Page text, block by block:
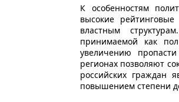
К особенностям
высокие
властным
принимаемой как
увеличению
регионах позволяют
российских граждан
повышением степени